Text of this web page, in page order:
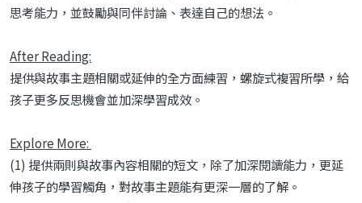
思考能力，並鼓勵與同伴討論、表達自己的想法。
After Reading:
提供與故事主題相關或延伸的全方面練習，螺旋式複習所學，給
孩子更多反思機會並加深學習成效。
Explore More:
(1) 提供兩則與故事內容相關的短文，除了加深閱讀能力，更延
伸孩子的學習觸角，對故事主題能有更深一層的了解。